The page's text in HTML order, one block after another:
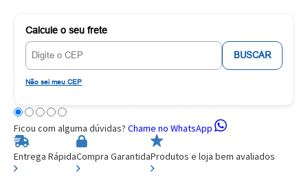
Calcule o seu frete
BUSCAR
Não sei meu CEP
Ficou com alguma dúvidas? Chame no WhatsApp
Entrega RápidaCompra GarantidaProdutos e loja bem avaliados